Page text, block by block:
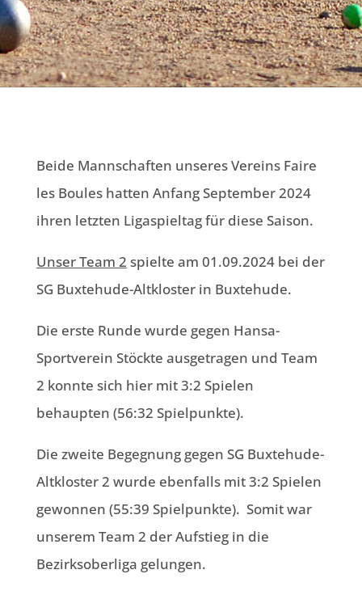
Beide Mannschaften unseres Vereins Faire
les Boules hatten Anfang September 2024
ihren letzten Ligaspieltag für diese Saison.
Unser Team 2 spielte am 01.09.2024 bei der
SG Buxtehude-Altkloster in Buxtehude.
Die erste Runde wurde gegen Hansa-
Sportverein Stöckte ausgetragen und Team
2 konnte sich hier mit 3:2 Spielen
behaupten (56:32 Spielpunkte).
Die zweite Begegnung gegen SG Buxtehude-
Altkloster 2 wurde ebenfalls mit 3:2 Spielen
gewonnen (55:39 Spielpunkte). Somit war
unserem Team 2 der Aufstieg in die
Bezirksoberliga gelungen.